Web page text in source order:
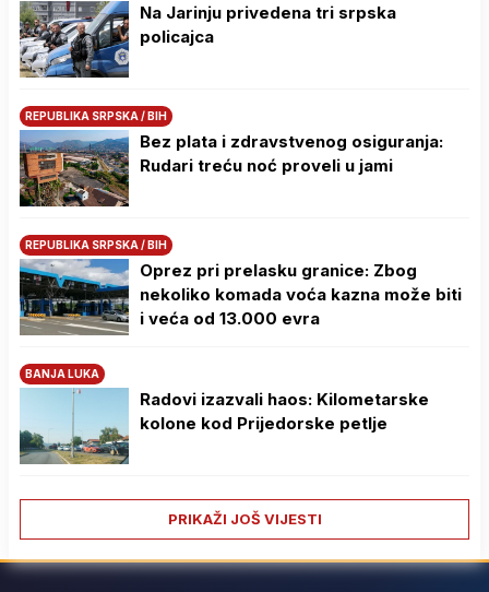
Na Јarinju privedena tri srpska
policajca
REPUBLIKA SRPSKA / BIH
Bez plata i zdravstvenog osiguranja:
Rudari treću noć proveli u jami
REPUBLIKA SRPSKA / BIH
Oprez pri prelasku granice: Zbog
nekoliko komada voća kazna može biti
i veća od 13.000 evra
BANJA LUKA
Radovi izazvali haos: Kilometarske
kolone kod Prijedorske petlje
PRIKAŽI JOŠ VIJESTI